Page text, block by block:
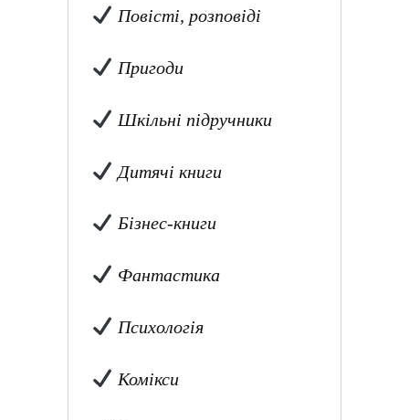
Повісті, розповіді
Пригоди
Шкільні підручники
Дитячі книги
Бізнес-книги
Фантастика
Психологія
Комікси